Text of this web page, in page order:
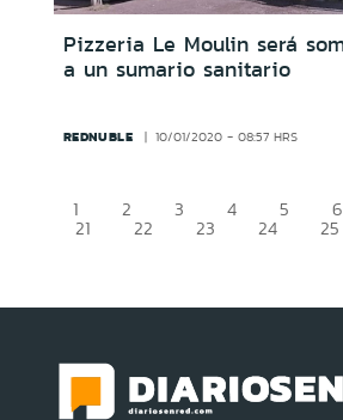
Pizzeria Le Moulin será
a un sumario sanitario
REDNUBLE 10/01/2020 - 08:57 HRS
1 2 3 4 5 6
21 22 23 24 25